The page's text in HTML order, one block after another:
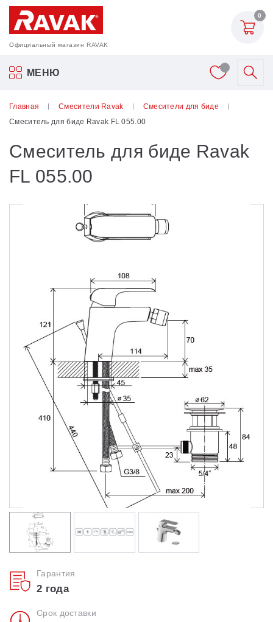
Официальный магазин RAVAK
0
МЕНЮ
Акриловые ванны Ravak
Унитазы и биде
Душевые уголки
Поддоны для душа
Сиденья OVO для душевых уголков
Полотенцесушители
Гидромассаж для ванны
Душевые каналы
Умывальники
Средства ухода
Главная Смесители Ravak
Смесители для биде
Смеситель для биде Ravak FL 055.00
Смеситель для биде Ravak
FL 055.00
Гарантия
2 года
Срок доставки